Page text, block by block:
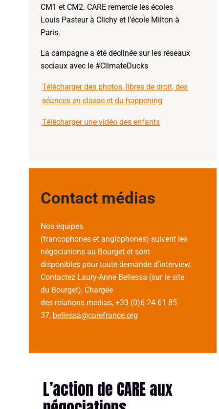
CM1 et CM2. CARE remercie les écoles
Louis Pasteur à Clichy et l’école Milton à
Paris.
La campagne a été déclinée sur les réseaux
sociaux avec le #ClimateDucks
Télécharger des photos, libres de droit, des
séances en classe et du happening
Télécharger une vidéo des enfants
Contact médias
Nos équipes
(francophones et anglophones) suivent les
négociations au Bourget et sont
disponibles pour toute demande d’interview.
Contactez Laury-Anne Bellessa (sur le site
du Bourget), Chargée
des relations medias, +33 (0)6 24 61 85
37, bellessa@carefrance.org
L’action de CARE aux